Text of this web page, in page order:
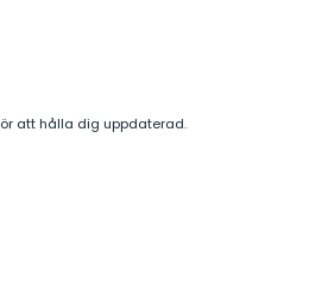
att hålla dig uppdaterad.